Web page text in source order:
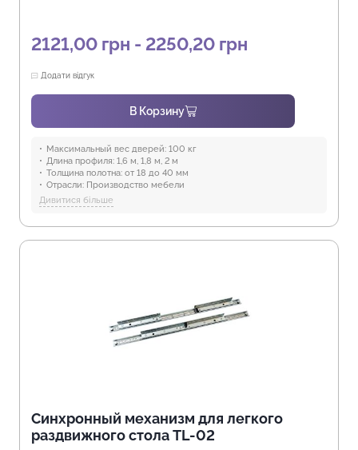
2121,00 грн - 2250,20 грн
Додати відгук
В Корзину
Максимальный вес дверей: 100 кг
Длина профиля: 1,6 м, 1,8 м, 2 м
Толщина полотна: от 18 до 40 мм
Отрасли: Производство мебели
Предназначение:
Защита от воды:
Дивитися більше
Синхронный механизм для легкого
раздвижного стола TL-02